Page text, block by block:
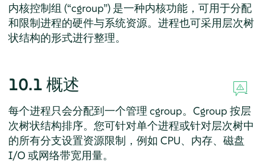
内核控制组 (“cgroup”) 是一种内核功能，可用于分配
和限制进程的硬件与系统资源。进程也可采用层次树
状结构的形式进行整理。
10.1 概述
每个进程只会分配到一个管理 cgroup。Cgroup 按层
次树状结构排序。您可针对单个进程或针对层次树中
的所有分支设置资源限制，例如 CPU、内存、磁盘
I/O 或网络带宽用量。